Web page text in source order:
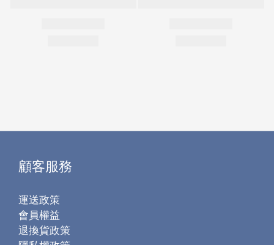
顧客服務
運送政策
會員權益
退換貨政策